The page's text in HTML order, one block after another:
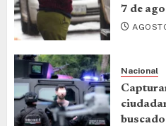
7 de
Nacional